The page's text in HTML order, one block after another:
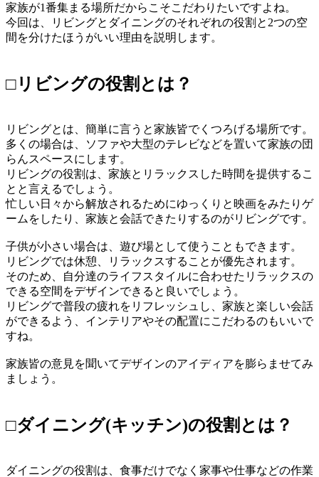
家族が1番集まる場所だからこそこだわりたいですよね。
今回は、リビングとダイニングのそれぞれの役割と2つの空
間を分けたほうがいい理由を説明します。
□リビングの役割とは？
リビングとは、簡単に言うと家族皆でくつろげる場所です。
多くの場合は、ソファや大型のテレビなどを置いて家族の団
らんスペースにします。
リビングの役割は、家族とリラックスした時間を提供するこ
とと言えるでしょう。
忙しい日々から解放されるためにゆっくりと映画をみたりゲ
ームをしたり、家族と会話できたりするのがリビングです。
子供が小さい場合は、遊び場として使うこともできます。
リビングでは休憩、リラックスすることが優先されます。
そのため、自分達のライフスタイルに合わせたリラックスの
できる空間をデザインできると良いでしょう。
リビングで普段の疲れをリフレッシュし、家族と楽しい会話
ができるよう、インテリアやその配置にこだわるのもいいで
すね。
家族皆の意見を聞いてデザインのアイディアを膨らませてみ
ましょう。
□ダイニング(キッチン)の役割とは？
ダイニングの役割は、食事だけでなく家事や仕事などの作業